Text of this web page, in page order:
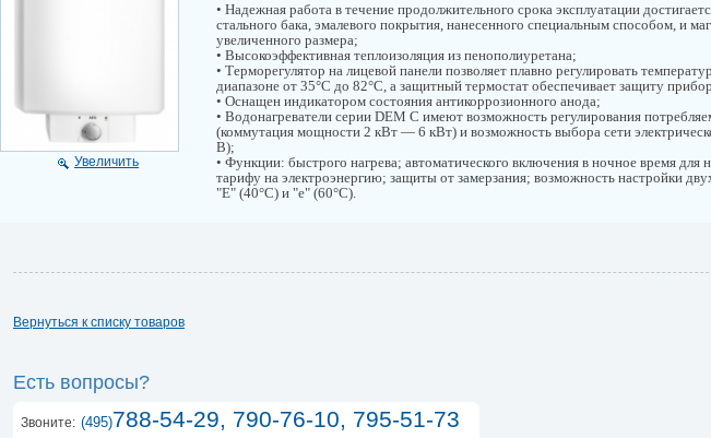
Увеличить
• Надежная работа в течение продолжительного срока эксплуатации
стального бака, эмалевого покрытия, нанесенного специальным способом, и
увеличенного размера;
• Высокоэффективная теплоизоляция из пенополиуретана;
• Терморегулятор на лицевой панели позволяет плавно регулировать
диапазоне от 35°С до 82°С, а защитный термостат обеспечивает защиту
• Оснащен индикатором состояния антикоррозионного анода;
• Водонагреватели серии DEM C имеют возможность регулирования
(коммутация мощности 2 кВт — 6 кВт) и возможность выбора сети
В);
• Функции: быстрого нагрева; автоматического включения в ночное время для
тарифу на электроэнергию; защиты от замерзания; возможность настройки
"Е" (40°С) и "е" (60°С).
Вернуться к списку товаров
Есть вопросы?
Звоните: (495)788-54-29, 790-76-10, 795-51-73